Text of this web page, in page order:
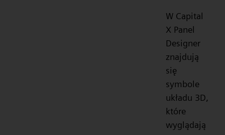
W Capital
X Panel
Designer
znajdują
się
symbole
układu 3D,
które
wyglądają